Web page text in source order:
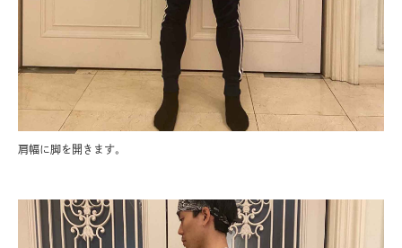
肩幅に脚を開きます。